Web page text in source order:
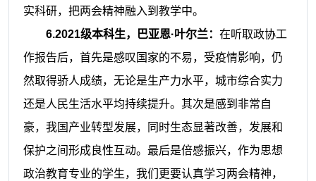
实科研，把两会精神融入到教学中。
6.2021级本科生，巴亚恩·叶尔兰： 在听取政协工
作报告后，首先是感叹国家的不易，受疫情影响，仍
然取得骄人成绩，无论是生产力水平，城市综合实力
还是人民生活水平均持续提升。其次是感到非常自
豪，我国产业转型发展，同时生态显著改善，发展和
保护之间形成良性互动。最后是倍感振兴，作为思想
政治教育专业的学生，我们更要认真学习两会精神，